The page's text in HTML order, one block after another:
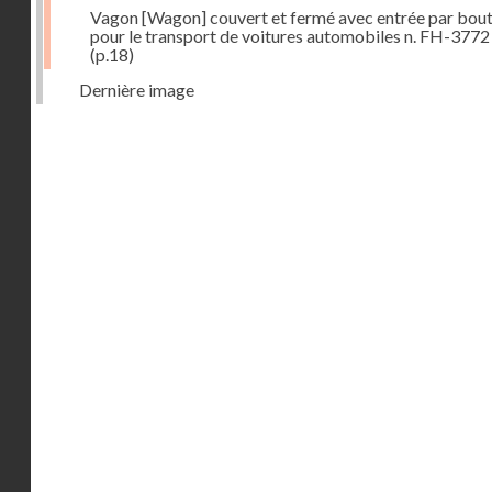
Vagon [Wagon] couvert et fermé avec entrée par
pour le transport de voitures automobiles n. FH-3772
(p.18)
Dernière image